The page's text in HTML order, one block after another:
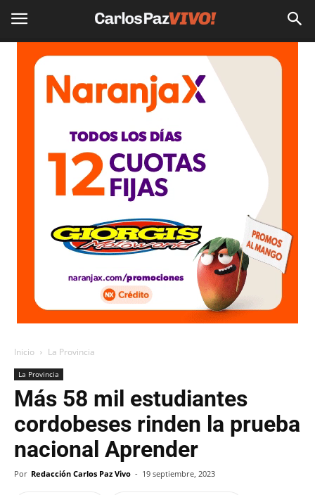
Inicio La Provincia
La Provincia
Más 58 mil estudiantes
cordobeses rinden la prueba
nacional Aprender
Por Redacción Carlos Paz Vivo - 19 septiembre, 2023